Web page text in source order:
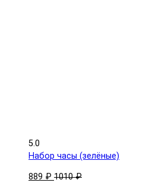
5.0
Набор часы (зелёные)
889 ₽ 1010 ₽